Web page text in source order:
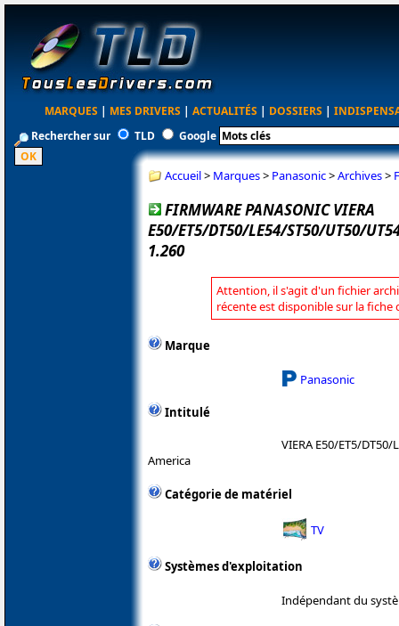
MARQUES | MES DRIVERS | ACTUALITÉS | DOSSIERS |
Rechercher sur
TLD Google
Accueil> Marques> Panasonic>Archives>
FIRMWARE PANASONIC VIERA
E50/ET5/DT50/LE54/ST50/UT50/
1.260
Attention, il s'agit d'un fichier
récente est disponible sur la fiche
Marque
Panasonic
Intitulé
VIERA E50/ET5/
America
Catégorie de matériel
TV
Systèmes d'exploitation
Indépendant du